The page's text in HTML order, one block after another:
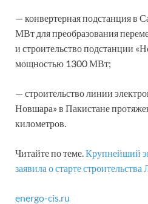
— конвертерная подстанция в
МВт для преобразования
и строительство подстанции
мощностью 1300 МВт;
— строительство линии
Новшара» в Пакистане
километров.
Читайте по теме.Крупнейший
заявила о старте
energo-cis.ru